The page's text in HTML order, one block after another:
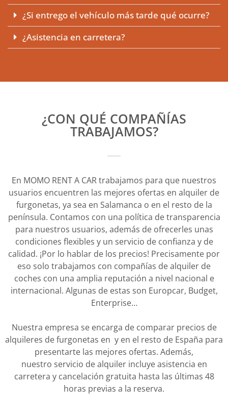
¿Si entrego el vehículo más tarde qué ocurre?
¿Asistencia en carretera?
¿CON QUÉ COMPAÑÍAS
TRABAJAMOS?
En MOMO RENT A CAR trabajamos para que nuestros
usuarios encuentren las mejores ofertas en alquiler de
furgonetas, ya sea en Salamanca o en el resto de la
península. Contamos con una política de transparencia
para nuestros usuarios, además de ofrecerles unas
condiciones flexibles y un servicio de confianza y de
calidad. ¡Por lo hablar de los precios! Precisamente por
eso solo trabajamos con compañías de alquiler de
coches con una amplia reputación a nivel nacional e
internacional. Algunas de estas son Europcar, Budget,
Enterprise…
Nuestra empresa se encarga de comparar precios de
alquileres de furgonetas en y en el resto de España para
presentarte las mejores ofertas. Además,
nuestro servicio de alquiler incluye asistencia en
carretera y cancelación gratuita hasta las últimas 48
horas previas a la reserva.